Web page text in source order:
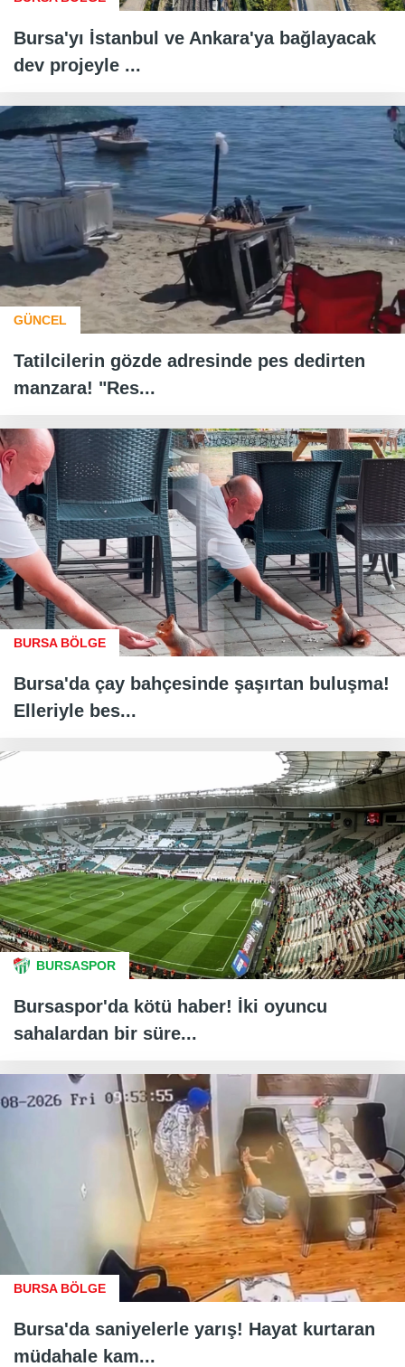
Bursa'yı İstanbul ve Ankara'ya bağlayacak
dev projeyle ...
GÜNCEL
Tatilcilerin gözde adresinde pes dedirten
manzara! "Res...
BURSA BÖLGE
Bursa'da çay bahçesinde şaşırtan buluşma!
Elleriyle bes...
BURSASPOR
Bursaspor'da kötü haber! İki oyuncu
sahalardan bir süre...
BURSA BÖLGE
Bursa'da saniyelerle yarış! Hayat kurtaran
müdahale kam...